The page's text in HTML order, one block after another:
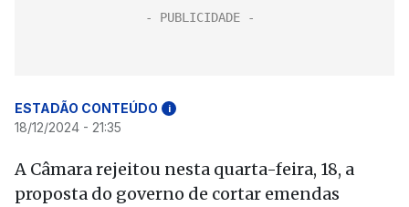
ESTADÃO CONTEÚDO i
18/12/2024 - 21:35
A Câmara rejeitou nesta quarta-feira, 18, a
proposta do governo de cortar emendas